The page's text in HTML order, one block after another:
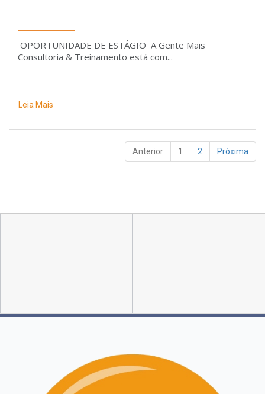
OPORTUNIDADE DE ESTÁGIO A Gente Mais
Consultoria & Treinamento está com...
Leia Mais
Anterior 1 2 Próxima